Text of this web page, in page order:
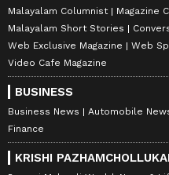
Malayalam Columnist
Magazine
Malayalam Short Stories
Web Exclusive Magazine
Web
Video Cafe Magazine
BUSINESS
Business News Automobile
Finance
KRISHI